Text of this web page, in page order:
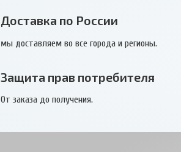
Доставка по России
мы доставляем во все города и регионы.
Защита прав потребителя
От заказа до получения.